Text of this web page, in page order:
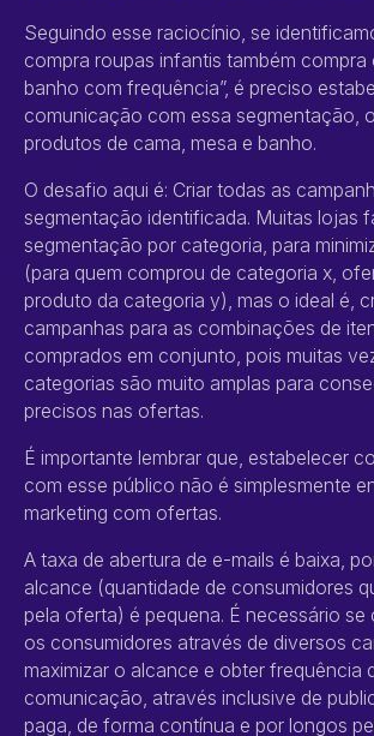
Seguindo esse raciocínio, se
compra roupas infantis também compra
banho com frequência”, é preciso
comunicação com essa segmentação,
produtos de cama, mesa e banho.
O desafio aqui é: Criar todas as
segmentação identificada. Muitas lojas
segmentação por categoria, para
(para quem comprou de categoria x,
produto da categoria y), mas o ideal é,
campanhas para as combinações de
comprados em conjunto, pois muitas
categorias são muito amplas para
precisos nas ofertas.
É importante lembrar que, estabelecer
com esse público não é simplesmente
marketing com ofertas.
A taxa de abertura de e-mails é baixa,
alcance (quantidade de consumidores
pela oferta) é pequena. É necessário
os consumidores através de diversos
maximizar o alcance e obter frequência
comunicação, através inclusive de
paga, de forma contínua e por longos